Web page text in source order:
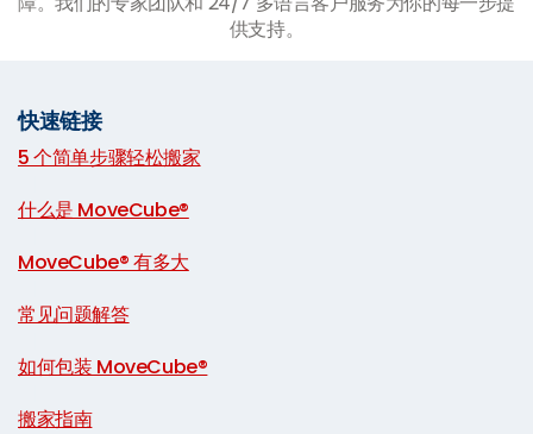
供支持。
快速链接
5 个简单步骤轻松搬家
什么是 MoveCube®
MoveCube® 有多大
常见问题解答
如何包装 MoveCube®
搬家指南